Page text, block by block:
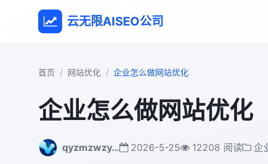
云无限AISEO公司
首页 网站优化 企业怎么做网站优化
企业怎么做网站优化
qyzmzwzy… 2026-5-25 12208 阅读 企